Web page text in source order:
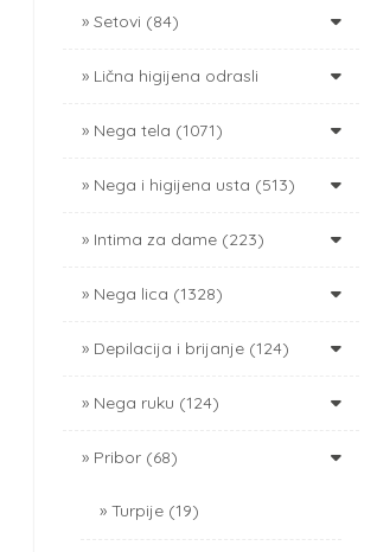
Setovi (84)
Lična higijena odrasli
Nega tela (1071)
Nega i higijena usta (513)
Intima za dame (223)
Nega lica (1328)
Depilacija i brijanje (124)
Nega ruku (124)
Pribor (68)
Turpije (19)